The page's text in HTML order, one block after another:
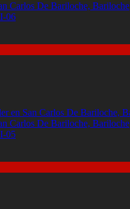
Carlos De Bariloche, Bariloche
06
Carlos De Bariloche, Bariloche
05